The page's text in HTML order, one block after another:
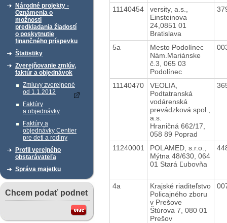
Národné projekty -
Oznámenia o
možnosti
predkladania žiadostí
o poskytnutie
finančného príspevku
Štatistiky
Zverejňovanie zmlúv,
faktúr a objednávok
Zmluvy zverejnené
od 1.1.2012
Faktúry
a objednávky
Faktúry a
objednávky Centier
pre deti a rodiny
Profil verejného
obstarávateľa
Správa majetku
Chcem podať podnet
11140454
versity, a.s.,
Einsteinova
24,0851 01
Bratislava
5a
Mesto Podolínec
Nám.Mariánske
č.3, 065 03
Podolínec
11140470
VEOLIA,
Podtatranská
vodárenská
prevádzková spol.,
a.s.
Hraničná 662/17,
058 89 Poprad
11240001
POLAMED, s.r.o.,
Mýtna 48/630, 064
01 Stará Ľubovňa
4a
Krajské riaditeľstvo
Policajného zboru
v Prešove
Štúrova 7, 080 01
Prešov